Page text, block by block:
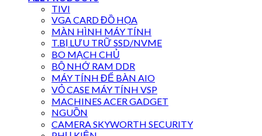
TIVI
VGA CARD ĐỒ HỌA
MÀN HÌNH MÁY TÍNH
T.BỊ LƯU TRỮ SSD/NVME
BO MẠCH CHỦ
BỘ NHỚ RAM DDR
MÁY TÍNH ĐỂ BÀN AIO
VỎ CASE MÁY TÍNH VSP
MACHINES ACER GADGET
NGUỒN
CAMERA SKYWORTH SECURITY